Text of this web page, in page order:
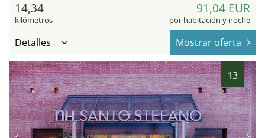
14,34
kilómetros
91,04 EUR
por habitación y noche
Detalles Mostrar oferta
13